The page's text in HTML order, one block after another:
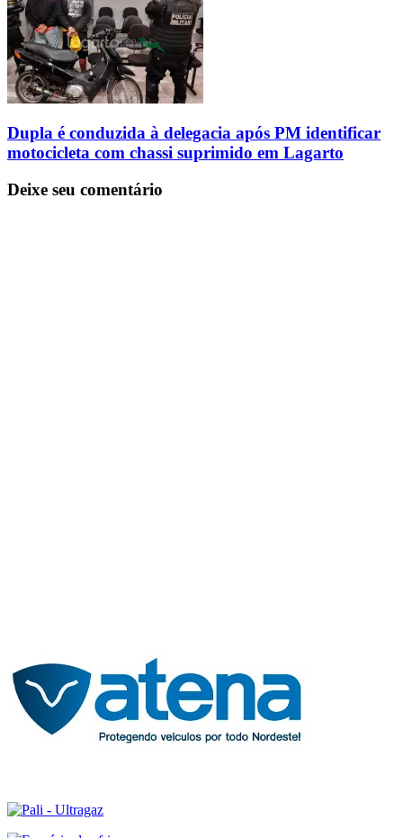
Dupla é conduzida à delegacia após PM identificar
motocicleta com chassi suprimido em Lagarto
Deixe seu comentário